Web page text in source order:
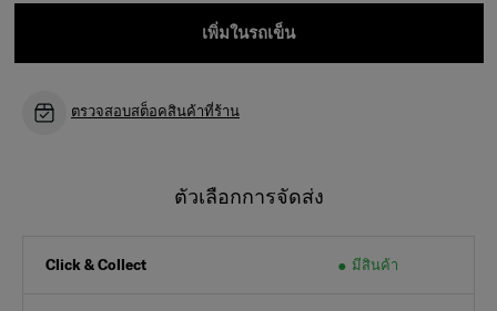
เพิ่มในรถเข็น
ตรวจสอบสต็อคสินค้าที่ร้าน
ตัวเลือกการจัดส่ง
Click & Collect มีสินค้า